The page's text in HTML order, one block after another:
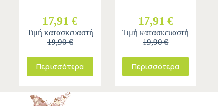
17,91 €
Τιμή κατασκευαστή
19,90 €
Περισσότερα
17,91 €
Τιμή κατασκευαστή
19,90 €
Περισσότερα